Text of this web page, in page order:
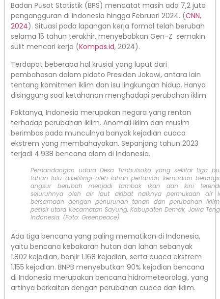
Badan Pusat Statistik (BPS) mencatat masih ada 7,2 juta
pengangguran di Indonesia hingga Februari 2024. (CNN,
2024). Situasi pada lapangan kerja formal telah berubah
selama 15 tahun terakhir, menyebabkan Gen-Z semakin
sulit mencari kerja (Kompas.id, 2024).
Terdapat beberapa hal krusial yang luput dari
pembahasan dalam pidato Presiden Jokowi, antara lain
tentang komitmen iklim dan isu lingkungan hidup. Hanya
disinggung soal ketahanan menghadapi perubahan iklim.
Faktanya, Indonesia merupakan negara yang rentan
terhadap perubahan iklim. Anomali iklim dan musim
berimbas pada munculnya banyak kejadian cuaca
ekstrem yang membahayakan. Sepanjang tahun 2023
terjadi 4.938 bencana alam di Indonesia.
Pemandangan udara Desa Timbulsoko yang sekitar tiga
tahun lalu dikelilingi oleh lahan pertanian kemudian
angsur berubah menjadi tambak ikan dan kini
seluruhnya oleh air laut akibat naiknya permukaan air
bersamaan dengan penurunan tanah dan perubahan
pesisir utara Kecamatan Sayung, Kabupaten Demak, Jawa
Indonesia. (Foto: Greenpeace)
Ada tiga bencana yang paling mematikan di Indonesia,
yaitu bencana kebakaran hutan dan lahan sebanyak
1.802 kejadian, banjir 1.168 kejadian, serta cuaca ekstrem
1.155 kejadian. BNPB menyebutkan 90% kejadian bencana
di Indonesia merupakan bencana hidrometeorologi, yang
artinya berkaitan dengan perubahan cuaca dan iklim.